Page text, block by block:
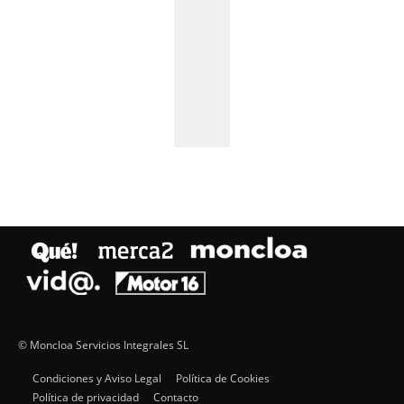
© Moncloa Servicios Integrales SL
Condiciones y Aviso Legal
Política de Cookies
Política de privacidad
Contacto